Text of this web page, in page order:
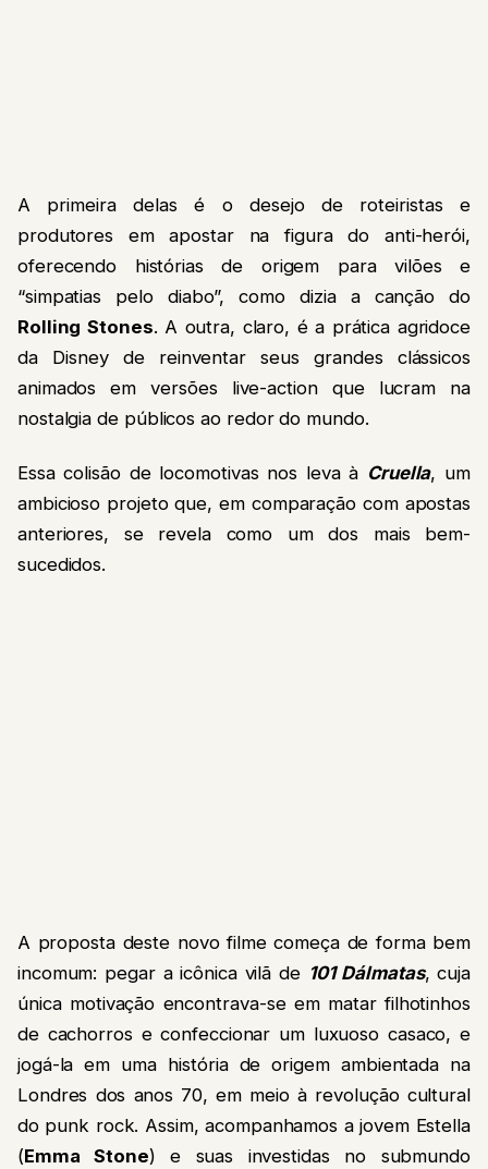
A primeira delas é o desejo de roteiristas e
produtores em apostar na figura do anti-herói,
oferecendo histórias de origem para vilões e
“simpatias pelo diabo”, como dizia a canção do
Rolling Stones. A outra, claro, é a prática agridoce
da Disney de reinventar seus grandes clássicos
animados em versões live-action que lucram na
nostalgia de públicos ao redor do mundo.
Essa colisão de locomotivas nos leva à Cruella, um
ambicioso projeto que, em comparação com apostas
anteriores, se revela como um dos mais bem-
sucedidos.
A proposta deste novo filme começa de forma bem
incomum: pegar a icônica vilã de 101 Dálmatas, cuja
única motivação encontrava-se em matar filhotinhos
de cachorros e confeccionar um luxuoso casaco, e
jogá-la em uma história de origem ambientada na
Londres dos anos 70, em meio à revolução cultural
do punk rock. Assim, acompanhamos a jovem Estella
(Emma Stone) e suas investidas no submundo